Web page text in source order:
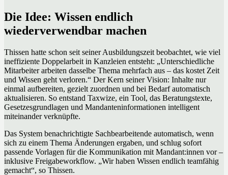
Die Idee: Wissen endlich
wiederverwendbar machen
Thissen hatte schon seit seiner Ausbildungszeit beobachtet, wie viel
ineffiziente Doppelarbeit in Kanzleien entsteht: „Unterschiedliche
Mitarbeiter arbeiten dasselbe Thema mehrfach aus – das kostet Zeit
und Wissen geht verloren.“ Der Kern seiner Vision: Inhalte nur
einmal aufbereiten, gezielt zuordnen und bei Bedarf automatisch
aktualisieren. So entstand Taxwize, ein Tool, das Beratungstexte,
Gesetzesgrundlagen und Mandanteninformationen intelligent
miteinander verknüpfte.
Das System benachrichtigte Sachbearbeitende automatisch, wenn
sich zu einem Thema Änderungen ergaben, und schlug sofort
passende Vorlagen für die Kommunikation mit Mandant:innen vor –
inklusive Freigabeworkflow. „Wir haben Wissen endlich teamfähig
gemacht“, so Thissen.